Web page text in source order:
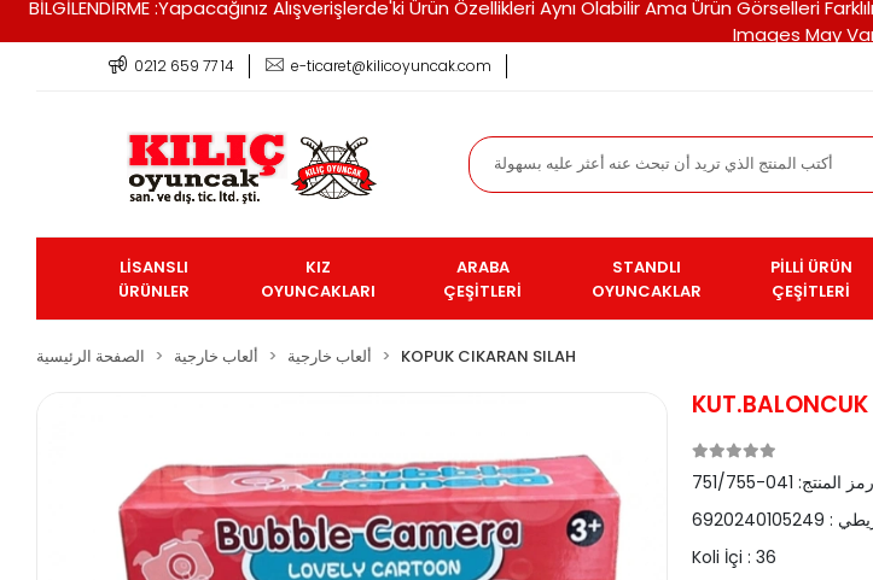
BİLGİLENDİRME :Yapacağınız Alışverişlerde'ki Ürün Özellikleri Aynı Olabilir Ama Ürün Görselleri
Images May
0212 659 77 14 e-ticaret@kilicoyuncak.com
LİSANSLI
ÜRÜNLER
KIZ
OYUNCAKLARI
ARABA
ÇEŞİTLERİ
STANDLI
OYUNCAKLAR
PİLLİ ÜRÜN
ÇEŞİTLERİ
الصفحة الرئيسية ألعاب خارجية ألعاب خارجية KOPUK CIKARAN SILAH
رمز المنتج: 041-751/755
:
6920240105249
Koli İçi :36